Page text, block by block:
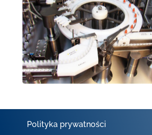
Polityka prywatności